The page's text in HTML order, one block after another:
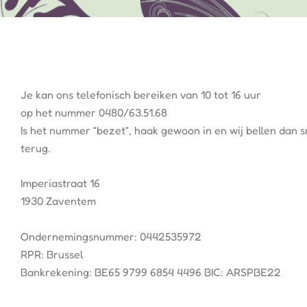
Je kan ons telefonisch bereiken van 10 tot 16 uur
op het nummer 0480/63.51.68
Is het nummer “bezet”, haak gewoon in en wij bellen dan
terug.
Imperiastraat 16
1930 Zaventem
Ondernemingsnummer: 0442535972
RPR: Brussel
Bankrekening: BE65 9799 6854 4496 BIC: ARSPBE22